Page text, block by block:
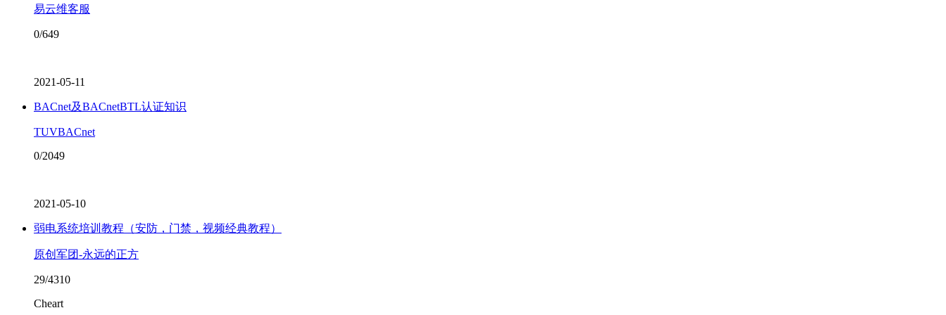
易云维客服
0/649
2021-05-11
BACnet及BACnetBTL认证知识
TUVBACnet
0/2049
2021-05-10
弱电系统培训教程（安防，门禁，视频经典教程）
原创军团-永远的正方
29/4310
Cheart